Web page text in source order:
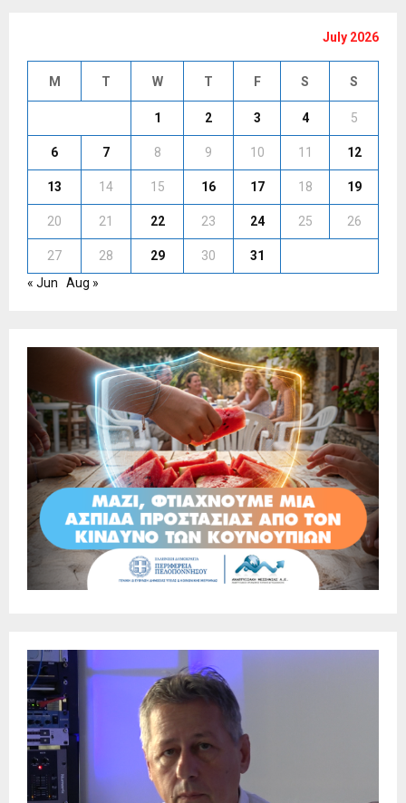
July 2026
M T W T F S S
1 2 3 4 5
6 7 8 9 10 11 12
13 14 15 16 17 18 19
20 21 22 23 24 25 26
27 28 29 30
31
« Jun
Aug »